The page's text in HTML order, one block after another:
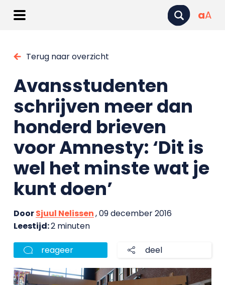
aA
Terug naar overzicht
Avansstudenten
schrijven meer dan
honderd brieven
voor Amnesty: ‘Dit is
wel het minste wat je
kunt doen’
DoorSjuul Nelissen, 09 december 2016
Leestijd:2 minuten
reageer deel